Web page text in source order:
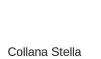
Collana Stella